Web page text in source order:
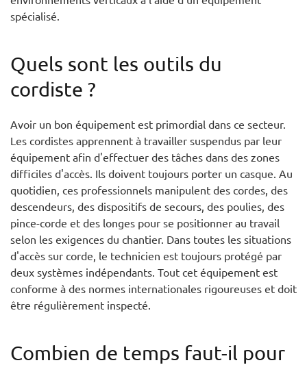
spécialisé.
Quels sont les outils du
cordiste ?
Avoir un bon équipement est primordial dans ce secteur.
Les cordistes apprennent à travailler suspendus par leur
équipement afin d'effectuer des tâches dans des zones
difficiles d'accès. Ils doivent toujours porter un casque. Au
quotidien, ces professionnels manipulent des cordes, des
descendeurs, des dispositifs de secours, des poulies, des
pince-corde et des longes pour se positionner au travail
selon les exigences du chantier. Dans toutes les situations
d'accès sur corde, le technicien est toujours protégé par
deux systèmes indépendants. Tout cet équipement est
conforme à des normes internationales rigoureuses et doit
être régulièrement inspecté.
Combien de temps faut-il pour